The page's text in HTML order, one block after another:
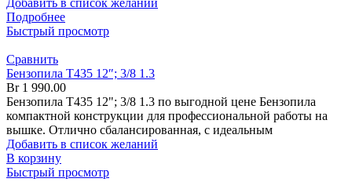
Добавить в список желаний
Подробнее
Быстрый просмотр
Сравнить
Бензопила T435 12″; 3/8 1.3
Br1 990.00
Бензопила T435 12"; 3/8 1.3 по выгодной цене Бензопила
компактной конструкции для профессиональной работы на
вышке. Отлично сбалансированная, с идеальным
Добавить в список желаний
В корзину
Быстрый просмотр